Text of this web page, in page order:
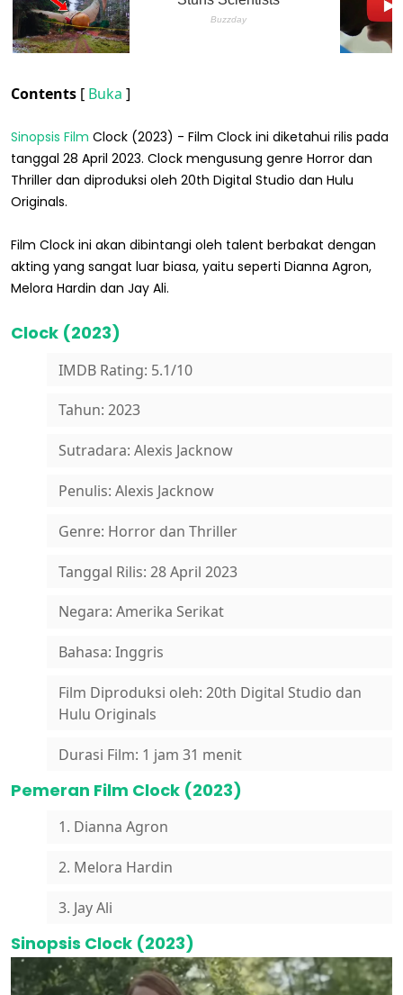
Contents [ Buka ]
Sinopsis Film Clock (2023) - Film Clock ini diketahui rilis pada
tanggal 28 April 2023. Clock mengusung genre Horror dan
Thriller dan diproduksi oleh 20th Digital Studio dan Hulu
Originals.
Film Clock ini akan dibintangi oleh talent berbakat dengan
akting yang sangat luar biasa, yaitu seperti Dianna Agron,
Melora Hardin dan Jay Ali.
Clock (2023)
IMDB Rating: 5.1/10
Tahun: 2023
Sutradara: Alexis Jacknow
Penulis: Alexis Jacknow
Genre: Horror dan Thriller
Tanggal Rilis: 28 April 2023
Negara: Amerika Serikat
Bahasa: Inggris
Film Diproduksi oleh: 20th Digital Studio dan
Hulu Originals
Durasi Film: 1 jam 31 menit
Pemeran Film Clock (2023)
1. Dianna Agron
2. Melora Hardin
3. Jay Ali
Sinopsis Clock (2023)